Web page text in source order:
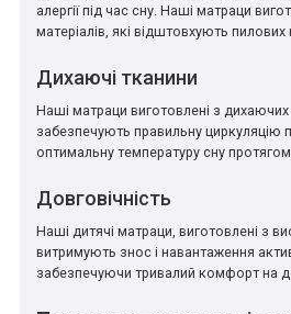
алергії під час сну. Наші матраци
матеріалів, які відштовхують пилових
Дихаючі тканини
Наші матраци виготовлені з дихаючих
забезпечують правильну циркуляцію
оптимальну температуру сну протягом
Довговічність
Наші дитячі матраци, виготовлені з
витримують знос і навантаження
забезпечуючи тривалий комфорт на